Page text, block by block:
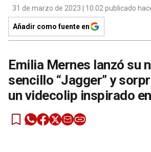
31 de marzo de 2023 | 10:02 publicado
Añadir como fuente en
Emilia Mernes lanzó su
sencillo “Jagger” y
un videcolip inspirado